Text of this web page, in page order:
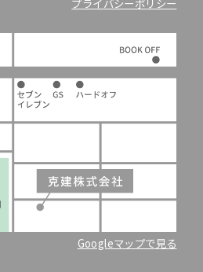
プライバシーポリシー
Googleマップで見る